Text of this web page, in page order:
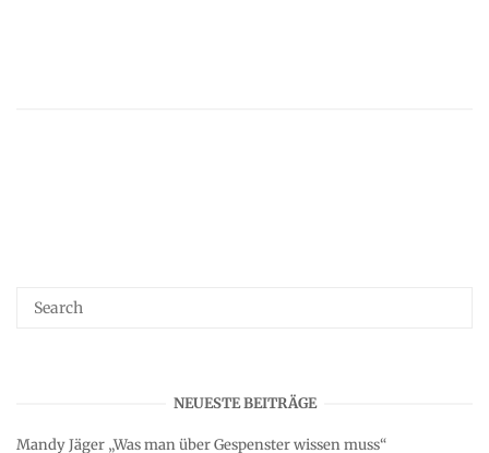
NEUESTE BEITRÄGE
Mandy Jäger „Was man über Gespenster wissen muss“